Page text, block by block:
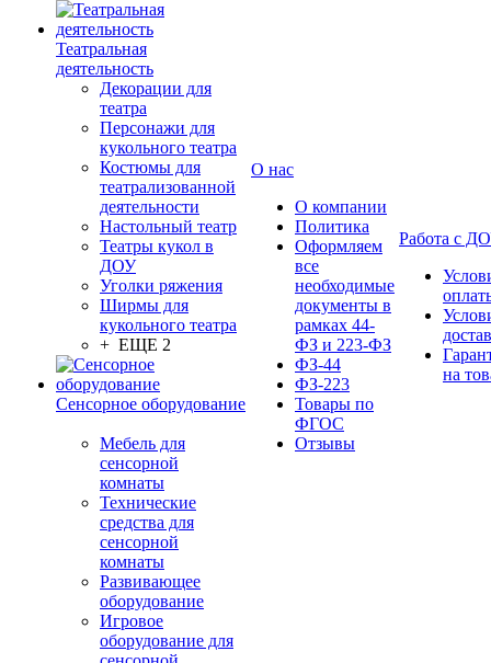
Театральная
деятельность
Декорации для
театра
Персонажи для
кукольного театра
Костюмы для
театрализованной
деятельности
Настольный театр
Театры кукол в
ДОУ
Уголки ряжения
Ширмы для
кукольного театра
+ ЕЩЕ 2
Сенсорное оборудование
Мебель для
сенсорной
комнаты
Технические
средства для
сенсорной
комнаты
Развивающее
оборудование
Игровое
оборудование для
О нас
О компании
Политика
Оформляем
все
необходимые
документы в
рамках 44-
ФЗ и 223-ФЗ
ФЗ-44
ФЗ-223
Товары по
ФГОС
Отзывы
Работа с
на